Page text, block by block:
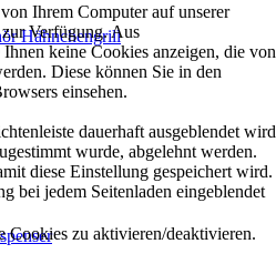
Hähnchengrill
Ihrem Computer auf unserer
Verfügung. Aus
keine Cookies anzeigen, die von
Diese können Sie in den
einsehen.
dauerhaft ausgeblendet wird
wurde, abgelehnt werden.
diese Einstellung gespeichert wird.
bei jedem Seitenladen eingeblendet
zu aktivieren/deaktivieren.